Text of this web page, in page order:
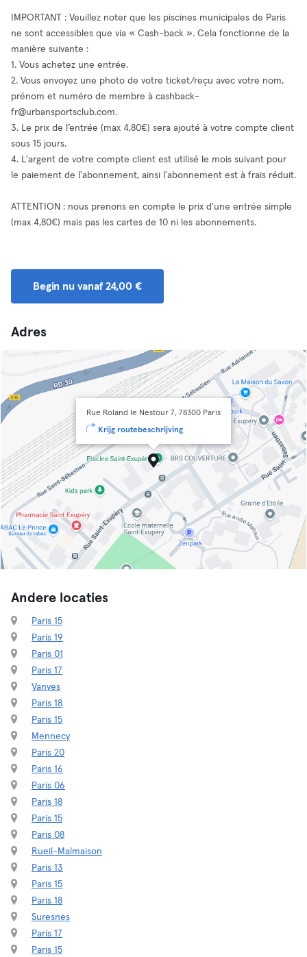
IMPORTANT : Veuillez noter que les piscines municipales de Paris
ne sont accessibles que via « Cash-back ». Cela fonctionne de la
manière suivante :
1. Vous achetez une entrée.
2. Vous envoyez une photo de votre ticket/reçu avec votre nom,
prénom et numéro de membre à cashback-
fr@urbansportsclub.com.
3. Le prix de l’entrée (max 4,80€) sera ajouté à votre compte client
sous 15 jours.
4. L'argent de votre compte client est utilisé le mois suivant pour
le paiement de l'abonnement, ainsi l'abonnement est à frais réduit.
ATTENTION : nous prenons en compte le prix d'une entrée simple
(max 4,80€) mais pas les cartes de 10 ni les abonnements.
Begin nu vanaf 24,00 €
Adres
Rue Roland le Nestour 7, 78300 Paris
Krijg routebeschrijving
Andere locaties
Paris 15
Paris 19
Paris 01
Paris 17
Vanves
Paris 18
Paris 15
Mennecy
Paris 20
Paris 16
Paris 06
Paris 18
Paris 15
Paris 08
Rueil-Malmaison
Paris 13
Paris 15
Paris 18
Suresnes
Paris 17
Paris 15